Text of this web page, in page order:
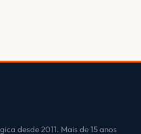
desde 2011. Mais de 15 anos